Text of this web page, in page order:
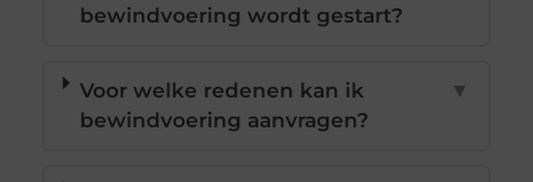
bewindvoering wordt gestart?
Voor welke redenen kan ik
bewindvoering aanvragen?
▼